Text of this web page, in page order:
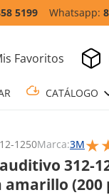
5199
Favoritos
1250Marca:3M★
312-
amarillo (200